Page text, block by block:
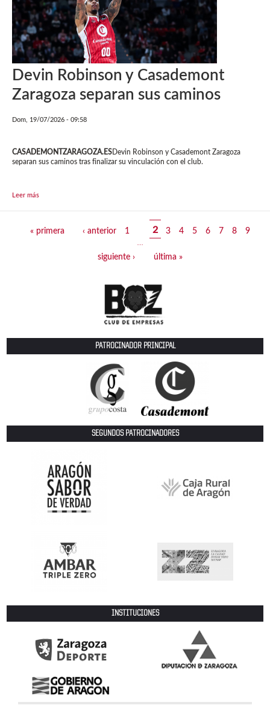
Devin Robinson y Casademont
Zaragoza separan sus caminos
Dom, 19/07/2026 - 09:58
CASADEMONTZARAGOZA.ESDevin Robinson y Casademont Zaragoza
separan sus caminos tras finalizar su vinculación con el club.
Leer más
« primera ‹ anterior 1 2 3 4 5 6 7 8 9
siguiente › última »
PATROCINADOR PRINCIPAL
SEGUNDOS PATROCINADORES
INSTITUCIONES